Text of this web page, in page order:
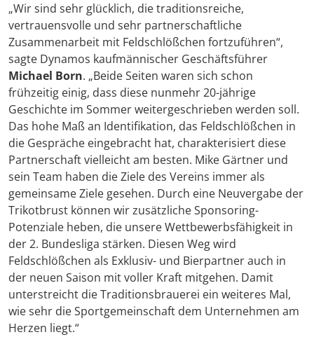
„Wir sind sehr glücklich, die traditionsreiche,
vertrauensvolle und sehr partnerschaftliche
Zusammenarbeit mit Feldschlößchen fortzuführen“,
sagte Dynamos kaufmännischer Geschäftsführer
Michael Born. „Beide Seiten waren sich schon
frühzeitig einig, dass diese nunmehr 20-jährige
Geschichte im Sommer weitergeschrieben werden soll.
Das hohe Maß an Identifikation, das Feldschlößchen in
die Gespräche eingebracht hat, charakterisiert diese
Partnerschaft vielleicht am besten. Mike Gärtner und
sein Team haben die Ziele des Vereins immer als
gemeinsame Ziele gesehen. Durch eine Neuvergabe der
Trikotbrust können wir zusätzliche Sponsoring-
Potenziale heben, die unsere Wettbewerbsfähigkeit in
der 2. Bundesliga stärken. Diesen Weg wird
Feldschlößchen als Exklusiv- und Bierpartner auch in
der neuen Saison mit voller Kraft mitgehen. Damit
unterstreicht die Traditionsbrauerei ein weiteres Mal,
wie sehr die Sportgemeinschaft dem Unternehmen am
Herzen liegt.“